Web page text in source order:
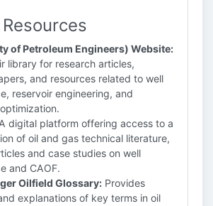
of Petroleum Engineers) Website:
library for research articles,
and resources related to well
reservoir engineering, and
A digital platform offering access to a
of oil and gas technical literature,
and case studies on well
and CAOF.
Oilfield Glossary: Provides
explanations of key terms in oil